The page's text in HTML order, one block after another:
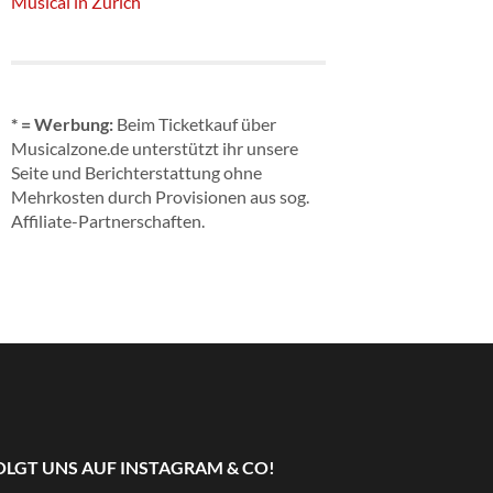
* = Werbung: Beim Ticketkauf über
Musicalzone.de unterstützt ihr unsere
Seite und Berichterstattung ohne
Mehrkosten durch Provisionen aus sog.
Affiliate-Partnerschaften.
UNS AUF INSTAGRAM & CO!